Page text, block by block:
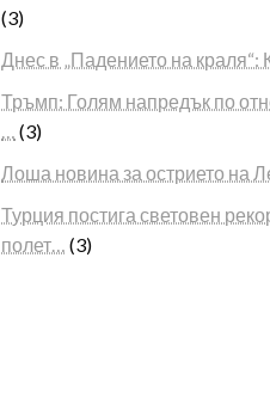
(3)
Днес в „Падението на краля“:
Тръмп: Голям напредък по
(3)
Лоша новина за острието на
Турция постига световен
полет…
(3)